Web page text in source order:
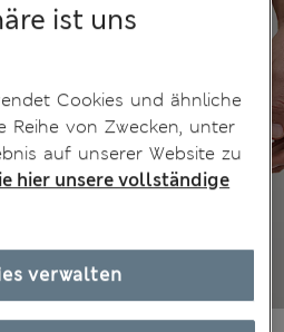
ist uns
Cookies und ähnliche
Reihe von Zwecken, unter
auf unserer Website zu
hier unsere vollständige
verwalten